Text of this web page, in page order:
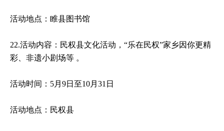
活动地点：睢县图书馆
22.活动内容：民权县文化活动，“乐在民权”家乡因你更精
彩、非遗小剧场等 。
活动时间：5月9日至10月31日
活动地点：民权县